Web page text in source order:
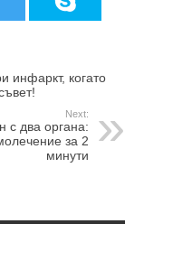
инфаркт, когато
Next:
с два органа:
за 2
минути